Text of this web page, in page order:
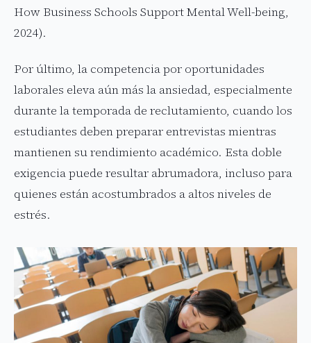
How Business Schools Support Mental Well-being,
2024).
Por último, la competencia por oportunidades
laborales eleva aún más la ansiedad, especialmente
durante la temporada de reclutamiento, cuando los
estudiantes deben preparar entrevistas mientras
mantienen su rendimiento académico. Esta doble
exigencia puede resultar abrumadora, incluso para
quienes están acostumbrados a altos niveles de
estrés.